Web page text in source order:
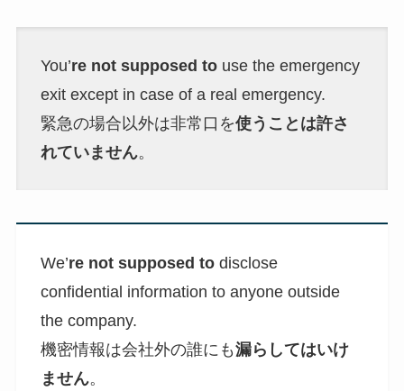
You’re not supposed touse the emergency
exit except in case of a real emergency.
緊急の場合以外は非常口を使うことは許さ
れていません。
We’re not supposed to disclose
confidential information to anyone outside
the company.
機密情報は会社外の誰にも漏らしてはいけ
ません。